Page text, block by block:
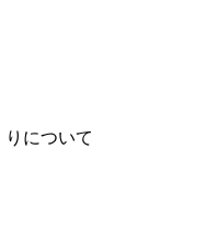
について